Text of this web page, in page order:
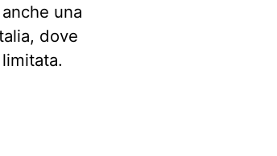
una
dove